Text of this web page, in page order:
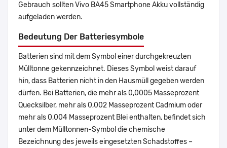
Gebrauch sollten Vivo BA45 Smartphone Akku vollständig
aufgeladen werden.
Bedeutung Der Batteriesymbole
Batterien sind mit dem Symbol einer durchgekreuzten
Mülltonne gekennzeichnet. Dieses Symbol weist darauf
hin, dass Batterien nicht in den Hausmüll gegeben werden
dürfen. Bei Batterien, die mehr als 0,0005 Masseprozent
Quecksilber, mehr als 0,002 Masseprozent Cadmium oder
mehr als 0,004 Masseprozent Blei enthalten, befindet sich
unter dem Mülltonnen-Symbol die chemische
Bezeichnung des jeweils eingesetzten Schadstoffes –